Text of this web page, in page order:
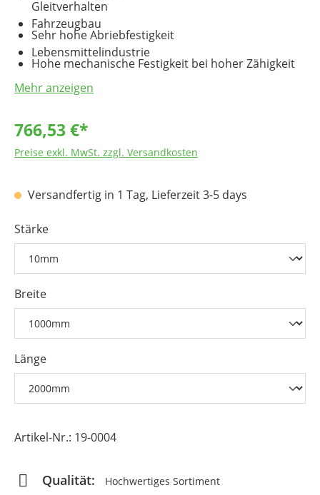
Gleitverhalten
Sehr hohe Abriebfestigkeit
Hohe mechanische Festigkeit bei hoher Zähigkeit
Sehr gute Zerspanbarkeit
Fahrzeugbau
Lebensmittelindustrie
Mehr anzeigen
766,53 €*
Preise exkl. MwSt. zzgl. Versandkosten
Versandfertig in 1 Tag, Lieferzeit 3-5 days
Stärke
Breite
Länge
Artikel-Nr.: 19-0004
Qualität: Hochwertiges Sortiment